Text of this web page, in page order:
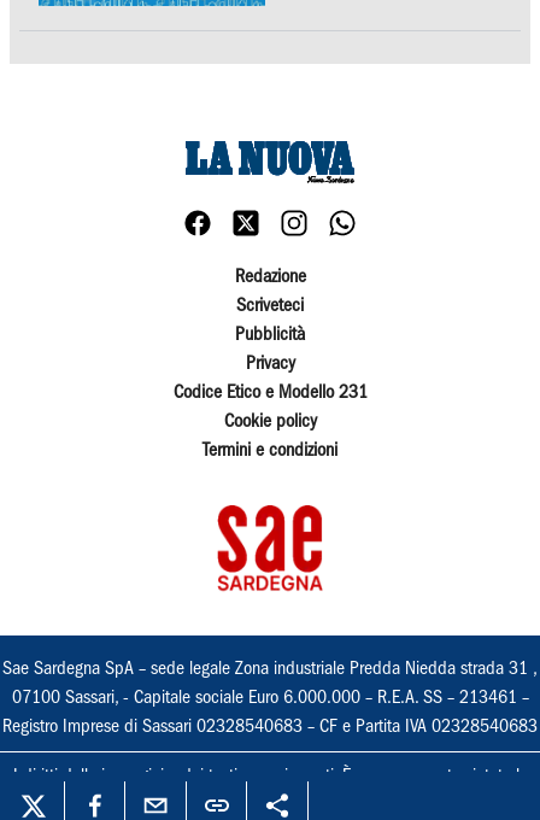
Redazione
Scriveteci
Pubblicità
Privacy
Codice Etico e Modello 231
Cookie policy
Termini e condizioni
Sae Sardegna SpA – sede legale Zona industriale Predda Niedda strada 31 ,
07100 Sassari, - Capitale sociale Euro 6.000.000 – R.E.A. SS – 213461 –
Registro Imprese di Sassari 02328540683 – CF e Partita IVA 02328540683
I diritti delle immagini e dei testi sono riservati. È espressamente vietata la
loro riproduzione con qualsiasi mezzo e l'adattamento totale o parziale.